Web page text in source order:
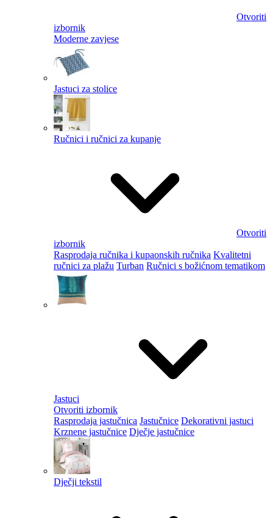
Otvoriti
izbornik
Moderne zavjese
Jastuci za stolice
Ručnici i ručnici za kupanje
Otvoriti
izbornik
Rasprodaja ručnika i kupaonskih ručnika Kvalitetni
ručnici za plažu Turban Ručnici s božićnom tematikom
Jastuci
Otvoriti izbornik
Rasprodaja jastučnica Jastučnice Dekorativni jastuci
Krznene jastučnice Dječje jastučnice
Dječji tekstil